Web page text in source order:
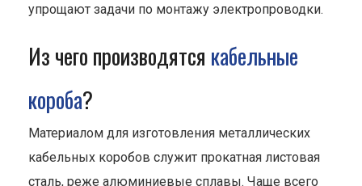
упрощают задачи по монтажу электропроводки.
Из чего производятся кабельные
короба?
Материалом для изготовления металлических
кабельных коробов служит прокатная листовая
сталь, реже алюминиевые сплавы. Чаще всего